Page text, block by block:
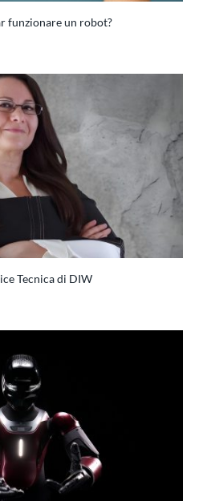
funzionare un robot?
Tecnica di DIW